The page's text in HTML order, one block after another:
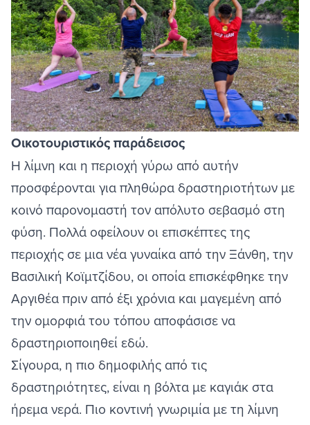
Οικοτουριστικός παράδεισος
Η λίμνη και η περιοχή γύρω από αυτήν
προσφέρονται για πληθώρα δραστηριοτήτων με
κοινό παρονομαστή τον απόλυτο σεβασμό στη
φύση. Πολλά οφείλουν οι επισκέπτες της
περιοχής σε μια νέα γυναίκα από την Ξάνθη, την
Βασιλική Κοϊμτζίδου, οι οποία επισκέφθηκε την
Αργιθέα πριν από έξι χρόνια και μαγεμένη από
την ομορφιά του τόπου αποφάσισε να
δραστηριοποιηθεί εδώ.
Σίγουρα, η πιο δημοφιλής από τις
δραστηριότητες, είναι η βόλτα με καγιάκ στα
ήρεμα νερά. Πιο κοντινή γνωριμία με τη λίμνη